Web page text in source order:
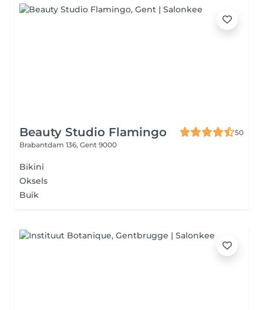
Beauty Studio Flamingo
50
Brabantdam 136, Gent 9000
Bikini
Oksels
Buik